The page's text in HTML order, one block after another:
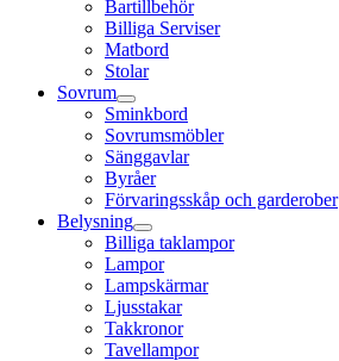
Bartillbehör
Billiga Serviser
Matbord
Stolar
Sovrum
Sminkbord
Sovrumsmöbler
Sänggavlar
Byråer
Förvaringsskåp och garderober
Belysning
Billiga taklampor
Lampor
Lampskärmar
Ljusstakar
Takkronor
Tavellampor